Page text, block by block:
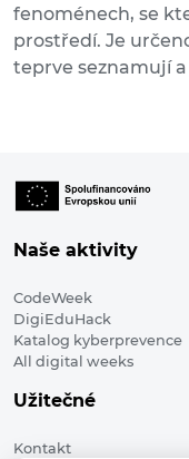
fenoménech, se
prostředí. Je
teprve seznamují
Naše aktivity
CodeWeek
DigiEduHack
Katalog kyberprevence
All digital weeks
Užitečné
Kontakt